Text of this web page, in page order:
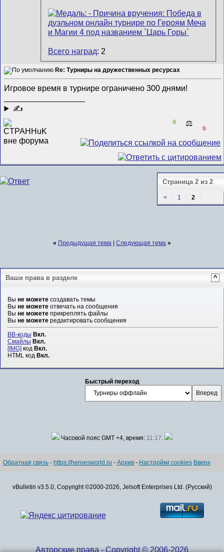
Всего наград: 2
Re: Турниры на дружественных ресурсах
Игровое время в турнире ограничено 300 днями!
✍
0 ⚖️
0
Страница 2 из 2
< 1 2
« Предыдущая тема Следующая тема »
Ваши права в разделе ^
Вы не можетесоздавать темы
Вы не можетеотвечать на сообщения
Вы не можетеприкреплять файлы
Вы не можетередактировать сообщения
BB-коды Вкл.
Смайлы Вкл.
[IMG] код Вкл.
HTML код Вкл.
Быстрый переход
Часовой пояс GMT +4, время: 11:17
Обратная связь - https://heroesworld.ru - Архив - Настройки cookies Вверх
vBulletin v3.5.0, Copyright ©2000-2026, Jelsoft Enterprises Ltd. (Русский)
Авторские права - Copyright © 2006-2026